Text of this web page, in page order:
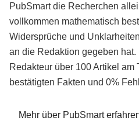
PubSmart die Recherchen
vollkommen mathematisch
Widersprüche und
an die Redaktion gegeben hat.
Redakteur über 100 Artikel am
bestätigten Fakten und 0%
Mehr über PubSmart